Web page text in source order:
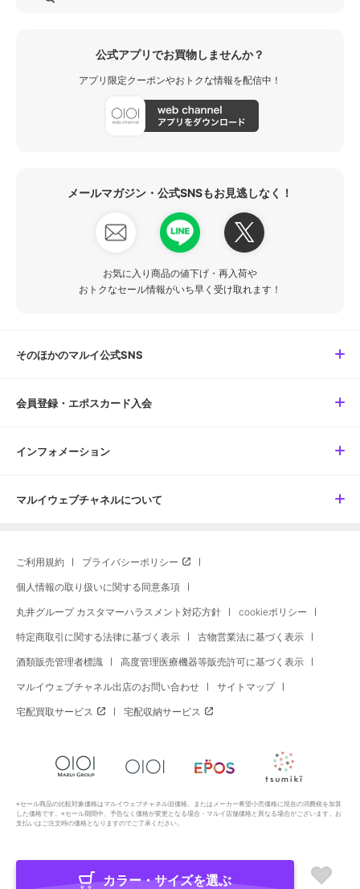
公式アプリでお買物しませんか？
アプリ限定クーポンやおトクな情報を配信中！
メールマガジン・公式SNSもお見逃しなく！
お気に入り商品の値下げ・再入荷や
おトクなセール情報がいち早く受け取れます！
そのほかのマルイ公式SNS
会員登録・エポスカード入会
インフォメーション
マルイウェブチャネルについて
ご利用規約 プライバシーポリシー
個人情報の取り扱いに関する同意条項
丸井グループ カスタマーハラスメント対応方針 cookieポリシー
特定商取引に関する法律に基づく表示 古物営業法に基づく表示
酒類販売管理者標識 高度管理医療機器等販売許可に基づく表示
マルイウェブチャネル出店のお問い合わせ サイトマップ
宅配買取サービス 宅配収納サービス
※セール商品の比較対象価格はマルイウェブチャネル旧価格、またはメーカー希望小売価格に現在の消費税を加算
した価格です。※セール期間中、予告なく価格が変更となる場合・マルイ店舗価格と異なる場合がございます。お
支払いはご注文時の価格となりますのでご了承ください。
Copyright All Rights Reserved. MARUI Co., Ltd
カラー・サイズを選ぶ